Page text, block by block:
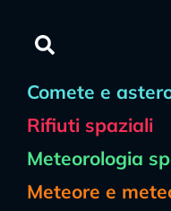
Comete e
Rifiuti spaziali
Meteorologia
Meteore e